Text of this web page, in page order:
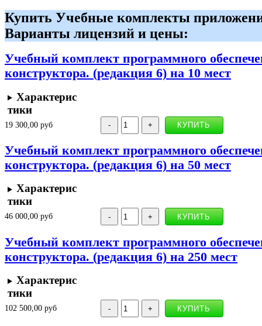
Купить Учебные комплекты
Варианты лицензий и цены:
Учебный комплект программного
конструктора. (редакция 6) на 10 мест
Характерис
тики
19 300,00 руб
Учебный комплект программного
конструктора. (редакция 6) на 50 мест
Характерис
тики
46 000,00 руб
Учебный комплект программного
конструктора. (редакция 6) на 250 мест
Характерис
тики
102 500,00 руб